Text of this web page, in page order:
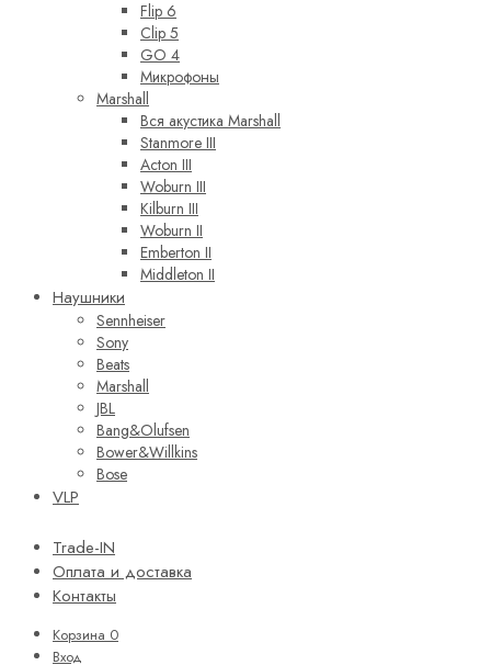
Flip 6
Clip 5
GO 4
Микрофоны
Marshall
Вся акустика Marshall
Stanmore III
Acton III
Woburn III
Kilburn III
Woburn II
Emberton II
Middleton II
Наушники
Sennheiser
Sony
Beats
Marshall
JBL
Bang&Olufsen
Bower&Willkins
Bose
VLP
Trade-IN
Оплата и доставка
Контакты
Корзина 0
Вход